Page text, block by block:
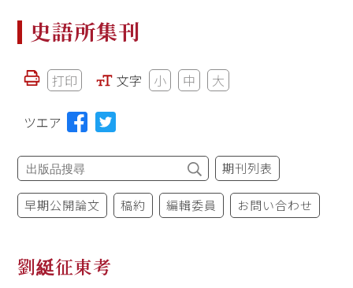
史語所集刊
打印 文字 小 中 大
ツエア
期刊列表
早期公開論文 稿約 編輯委員 お問い合わせ
劉綎征東考